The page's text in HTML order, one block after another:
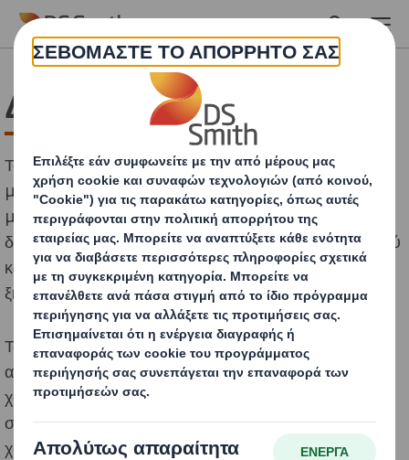
Skip to main content
Διαχείριση των υδάτων
Το νερό διαδραματίζει κρίσιμο ρόλο στην επιχείρησή
μας, ιδίως στη διαδικασία παραγωγής χαρτιού. Οι ίνες
μεταφέρονται κατά τη διάρκεια της παραγωγικής
διαδικασίας, από τον πολτό στο χαρτί, με τη χρήση νερού
και στη συνέχεια χρησιμοποιείται θερμός ατμός για την
ξήρανση του χαρτιού.
Το νερό χρησιμοποιείται επίσης για την αραίωση του
αμύλου στα εργοστάσια παραγωγής κυματοειδούς
χαρτιού, το οποίο στη συνέχεια συγκολλά διάφορα
στρώματα χαρτιού μεταξύ τους για τη δημιουργία
χαρτονιού, καθώς και σε όλες τις εγκαταστάσεις για την